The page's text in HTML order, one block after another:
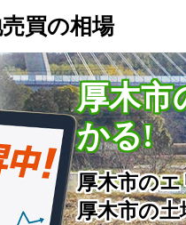
買の相場
厚木市
かる!
厚木市の
厚木市の